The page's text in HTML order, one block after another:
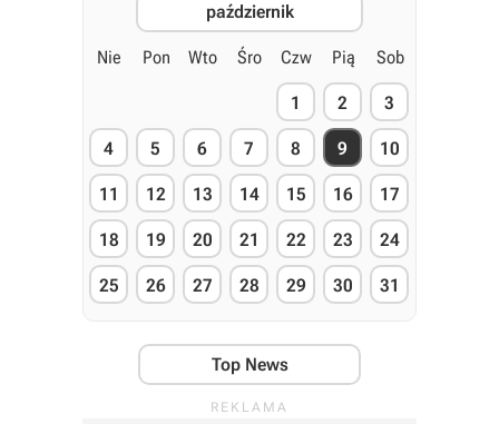
październik
Nie Pon Wto Śro Czw Pią Sob
1 2 3
4 5 6 7 8 9 10
11 12 13 14 15 16 17
18 19 20 21 22 23 24
25 26 27 28 29 30 31
Top News